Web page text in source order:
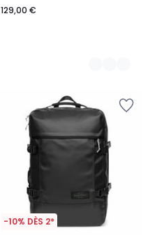
129,00 €
-10% DÈS 2*